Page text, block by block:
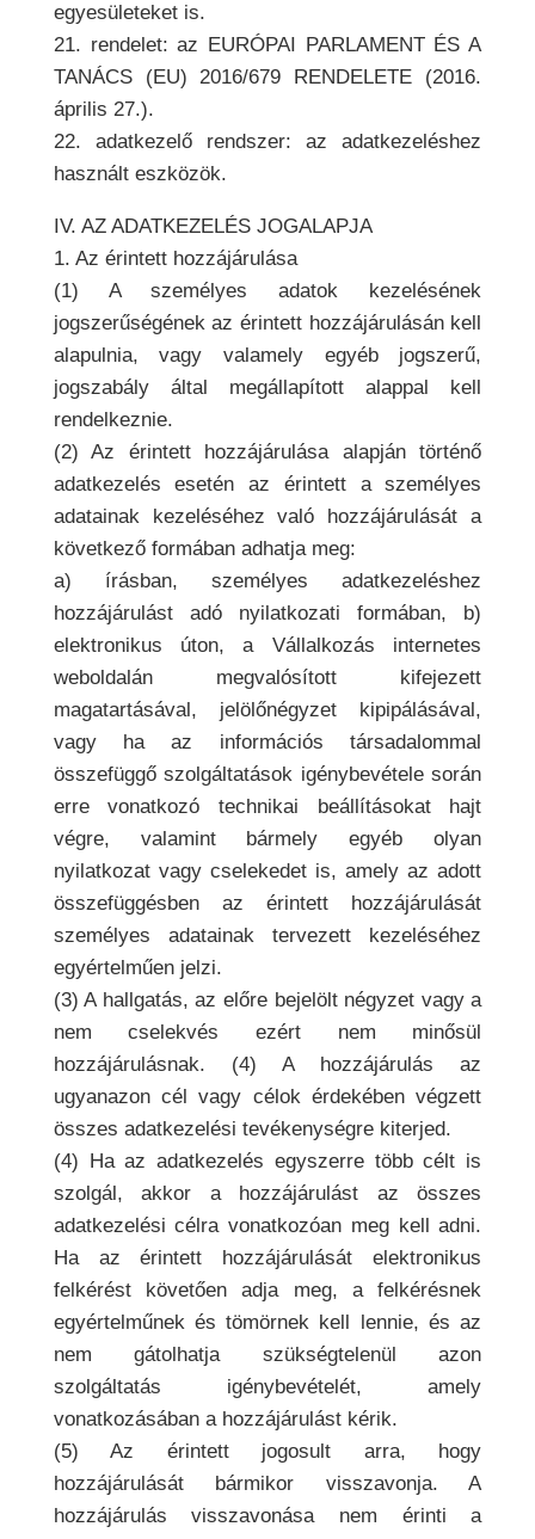
egyesületeket is.
21. rendelet: az EURÓPAI PARLAMENT ÉS A
TANÁCS (EU) 2016/679 RENDELETE (2016.
április 27.).
22. adatkezelő rendszer: az adatkezeléshez
használt eszközök.
IV. AZ ADATKEZELÉS JOGALAPJA
1. Az érintett hozzájárulása
(1) A személyes adatok kezelésének
jogszerűségének az érintett hozzájárulásán kell
alapulnia, vagy valamely egyéb jogszerű,
jogszabály által megállapított alappal kell
rendelkeznie.
(2) Az érintett hozzájárulása alapján történő
adatkezelés esetén az érintett a személyes
adatainak kezeléséhez való hozzájárulását a
következő formában adhatja meg:
a) írásban, személyes adatkezeléshez
hozzájárulást adó nyilatkozati formában, b)
elektronikus úton, a Vállalkozás internetes
weboldalán megvalósított kifejezett
magatartásával, jelölőnégyzet kipipálásával,
vagy ha az információs társadalommal
összefüggő szolgáltatások igénybevétele során
erre vonatkozó technikai beállításokat hajt
végre, valamint bármely egyéb olyan
nyilatkozat vagy cselekedet is, amely az adott
összefüggésben az érintett hozzájárulását
személyes adatainak tervezett kezeléséhez
egyértelműen jelzi.
(3) A hallgatás, az előre bejelölt négyzet vagy a
nem cselekvés ezért nem minősül
hozzájárulásnak. (4) A hozzájárulás az
ugyanazon cél vagy célok érdekében végzett
összes adatkezelési tevékenységre kiterjed.
(4) Ha az adatkezelés egyszerre több célt is
szolgál, akkor a hozzájárulást az összes
adatkezelési célra vonatkozóan meg kell adni.
Ha az érintett hozzájárulását elektronikus
felkérést követően adja meg, a felkérésnek
egyértelműnek és tömörnek kell lennie, és az
nem gátolhatja szükségtelenül azon
szolgáltatás igénybevételét, amely
vonatkozásában a hozzájárulást kérik.
(5) Az érintett jogosult arra, hogy
hozzájárulását bármikor visszavonja. A
hozzájárulás visszavonása nem érinti a